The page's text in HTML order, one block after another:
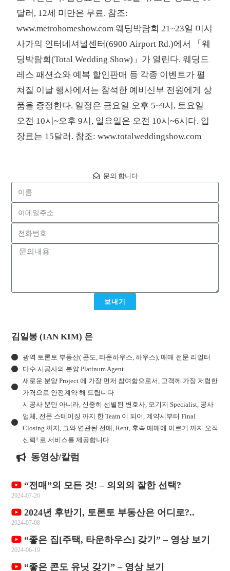
달러, 12세 미만은 무료. 참조:
www.metrohomeshow.com 웨딩박람회 21~23일 미시
사가의 인터네셔널센터(6900 Airport Rd.)에서 「웨
딩박람회(Total Wedding Show)」가 열린다. 웨딩드
레스 패션쇼와 예복 할인판매 등 각종 이벤트가 펼
쳐질 이날 행사에서는 참석한 예비신부 전원에게 상
품을 증정한다. 일정은 금요일 오후 5~9시, 토요일
오전 10시~오후 9시, 일요일은 오전 10시~6시다. 입
장료는 15달러. 참조: www.totalweddingshow.com
문의 합니다
보내기
김일봉 (IAN KIM) 은
광역 토론토 부동산( 콘도, 타운하우스, 하우스), 매매 전문 리얼터
다수 시공사의 분양 Platinum Agent
새로운 분양 Project 에 가장 먼저 참여함으로서, 고객께 가장 저렴한
가격으로 안전계약 해 드립니다
시공사 뿐만 아니라, 신중히 선별된 변호사, 모기지 Specialist, 공사
업체, 전문 스테이징 까지 한 Team 이 되어, 계약시부터 Final
Closing 까지, 그와 연관된 전매, Rent, 후속 매매에 이르기 까지 오직
신뢰! 로 서비스를 제공합니다
동영상/칼럼
“전매”의 모든 것! – 의외의 잘한 선택?
2024-07-26
2024년 후반기, 토론토 부동산은 어디로?..
2024-07-08
“좋은 집[주택, 타운하우스] 갖기” – 영상 보기
2024-06-19
“좋은 콘도 유닛 갖기” – 영상 보기